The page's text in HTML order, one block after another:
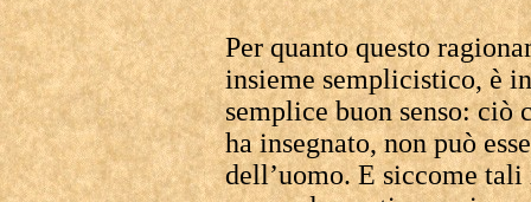
Per quanto questo
insieme semplicistico, è
semplice buon senso: ciò
ha insegnato, non può
dell’uomo. E siccome